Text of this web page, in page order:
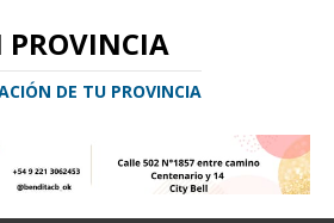
PROVINCIA
DE TU PROVINCIA